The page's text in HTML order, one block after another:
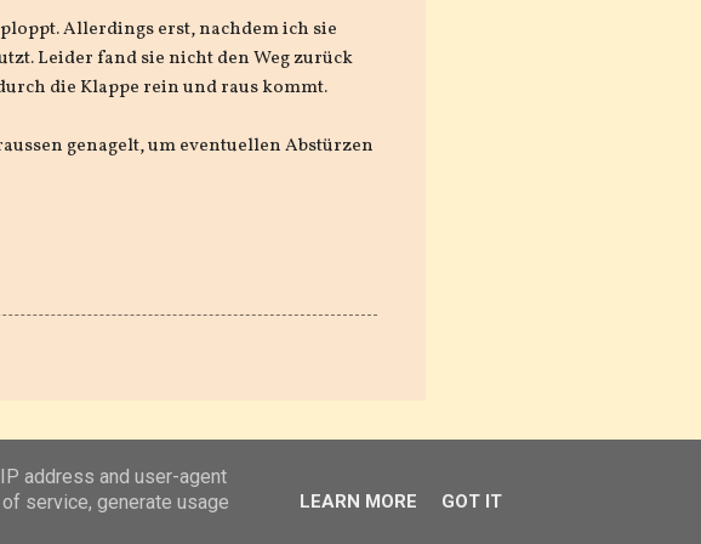
Allerdings erst, nachdem ich sie
Leider fand sie nicht den Weg zurück
die Klappe rein und raus kommt.
genagelt, um eventuellen Abstürzen
address and user-agent
service, generate usage
LEARN MORE GOT IT